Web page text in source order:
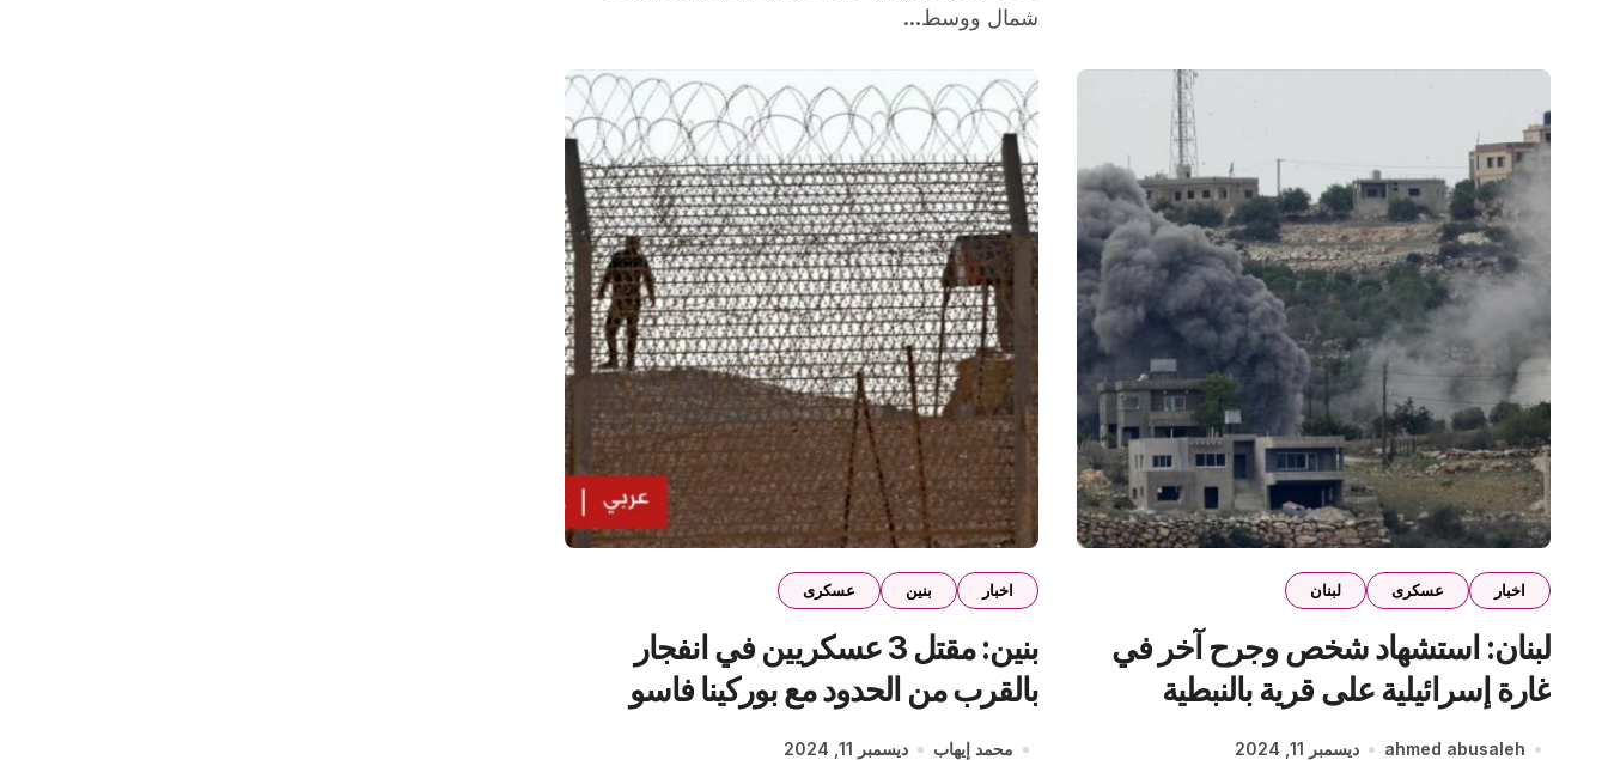
شمال ووسط...
اخبار عسكرى لبنان
لبنان: استشهاد شخص وجرح آخر في
غارة إسرائيلية على قرية بالنبطية
ahmed abusaleh ديسمبر 11, 2024
اخبار بنين عسكرى
بنين: مقتل 3 عسكريين في انفجار
بالقرب من الحدود مع بوركينا فاسو
محمد إيهاب ديسمبر 11, 2024